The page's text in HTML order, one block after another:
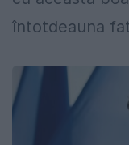
întotdeauna